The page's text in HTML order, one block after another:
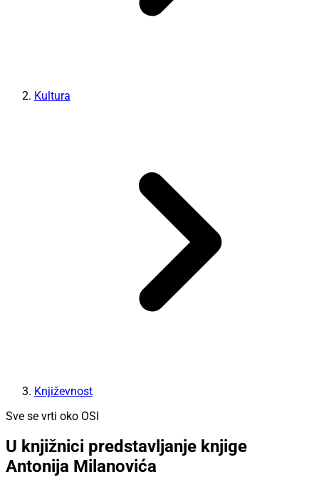
Kultura
Književnost
Sve se vrti oko OSI
U knjižnici predstavljanje knjige
Antonija Milanovića